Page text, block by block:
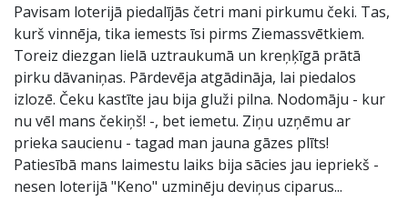
Pavisam loterijā piedalījās četri mani pirkumu čeki. Tas,
kurš vinnēja, tika iemests īsi pirms Ziemassvētkiem.
Toreiz diezgan lielā uztraukumā un kreņķīgā prātā
pirku dāvaniņas. Pārdevēja atgādināja, lai piedalos
izlozē. Čeku kastīte jau bija gluži pilna. Nodomāju - kur
nu vēl mans čekiņš! -, bet iemetu. Ziņu uzņēmu ar
prieka saucienu - tagad man jauna gāzes plīts!
Patiesībā mans laimestu laiks bija sācies jau iepriekš -
nesen loterijā "Keno" uzminēju deviņus ciparus...